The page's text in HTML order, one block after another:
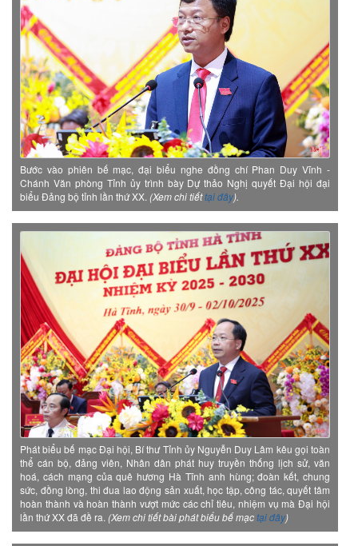
Bước vào phiên bế mạc, đại biểu nghe đồng chí Phan Duy Vĩnh -
Chánh Văn phòng Tỉnh ủy trình bày Dự thảo Nghị quyết Đại hội đại
biểu Đảng bộ tỉnh lần thứ XX. (Xem chi tiếttại đây).
Phát biểu bế mạc Đại hội, Bí thư Tỉnh ủy Nguyễn Duy Lâm kêu gọi toàn
thể cán bộ, đảng viên, Nhân dân phát huy truyền thống lịch sử, văn
hoá, cách mạng của quê hương Hà Tĩnh anh hùng; đoàn kết, chung
sức, đồng lòng, thi đua lao động sản xuất, học tập, công tác, quyết tâm
hoàn thành và hoàn thành vượt mức các chỉ tiêu, nhiệm vụ mà Đại hội
lần thứ XX đã đề ra. (Xem chi tiết bài phát biểu bế mạctại đây)